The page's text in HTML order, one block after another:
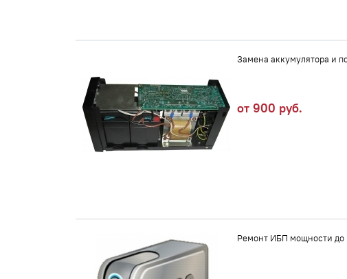
Замена аккумулятора и
от 900 руб.
Ремонт ИБП мощности до